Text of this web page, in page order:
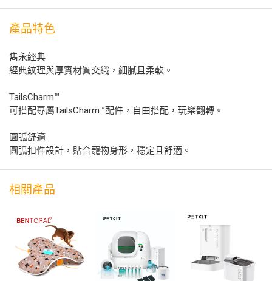
產品特色
雋永經典
經典紋理與厚實材質交織，細膩且柔軟。
TailsCharm™​
可搭配專屬TailsCharm™配件，自由搭配，玩樂翻轉。
圓弧舒適
圓弧扣件設計，貼合寵物身形，穩定且舒適。
相關產品